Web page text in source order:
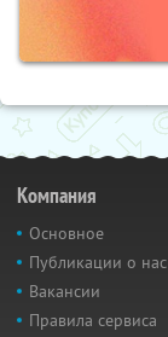
Компания
Основное
Публикации о нас
Вакансии
Правила сервиса